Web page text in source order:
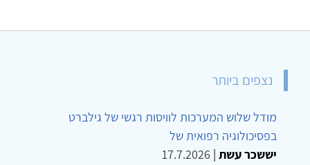
נצפים ביותר
מודל שלוש המערכות לוויסות רגשי של גילברט
בפסיכולוגיה רפואית של
יששכר עשת |
17.7.2026